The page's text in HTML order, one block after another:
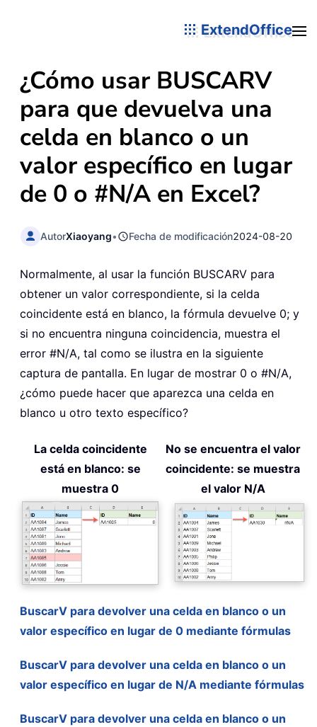
ExtendOffice
¿Cómo usar BUSCARV
para que devuelva una
celda en blanco o un
valor específico en lugar
de 0 o #N/A en Excel?
AutorXiaoyang• Fecha de modificación2024-08-20
Normalmente, al usar la función BUSCARV para
obtener un valor correspondiente, si la celda
coincidente está en blanco, la fórmula devuelve 0; y
si no encuentra ninguna coincidencia, muestra el
error #N/A, tal como se ilustra en la siguiente
captura de pantalla. En lugar de mostrar 0 o #N/A,
¿cómo puede hacer que aparezca una celda en
blanco u otro texto específico?
La celda coincidente
está en blanco: se
muestra 0
No se encuentra el valor
coincidente: se muestra
el valor N/A
BuscarV para devolver una celda en blanco o un
valor específico en lugar de 0 mediante fórmulas
BuscarV para devolver una celda en blanco o un
valor específico en lugar de N/A mediante fórmulas
BuscarV para devolver una celda en blanco o un